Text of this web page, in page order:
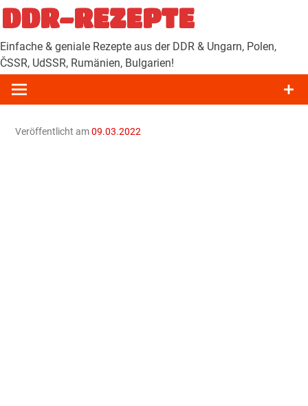
Zum
Inhalt
springen
DDR-REZEPTE
Einfache & geniale Rezepte aus der DDR & Ungarn, Polen,
ČSSR, UdSSR, Rumänien, Bulgarien!
Veröffentlicht am09.03.2022